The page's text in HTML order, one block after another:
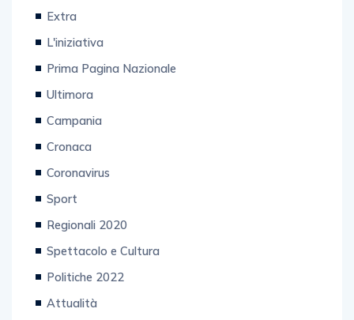
Extra
L'iniziativa
Prima Pagina Nazionale
Ultimora
Campania
Cronaca
Coronavirus
Sport
Regionali 2020
Spettacolo e Cultura
Politiche 2022
Attualità